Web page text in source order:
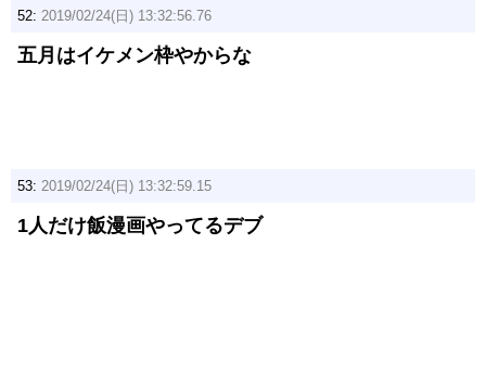
52: 2019/02/24(日) 13:32:56.76
五月はイケメン枠やからな
53: 2019/02/24(日) 13:32:59.15
1人だけ飯漫画やってるデブ